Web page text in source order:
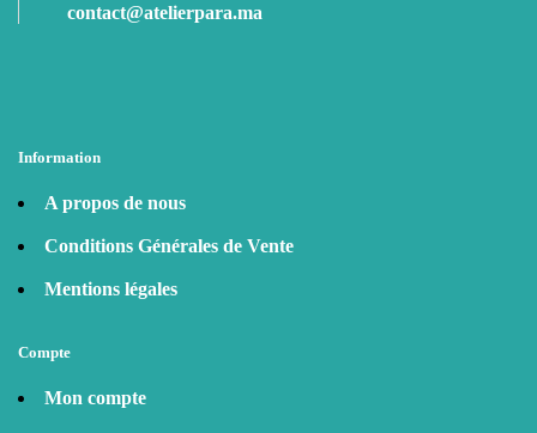
contact@atelierpara.ma
Information
A propos de nous
Conditions Générales de Vente
Mentions légales
Compte
Mon compte